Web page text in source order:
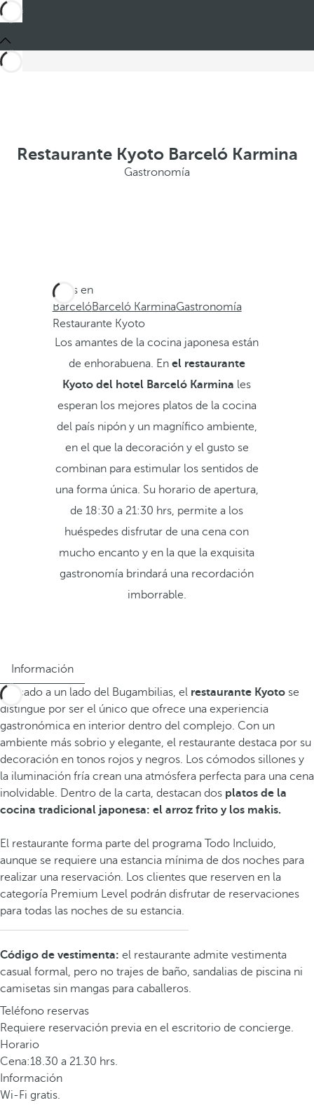
Restaurante Kyoto Barceló Karmina
Gastronomía
Estás en
BarcelóBarceló KarminaGastronomía
Restaurante Kyoto
Los amantes de la cocina japonesa están
de enhorabuena. En el restaurante
Kyoto del hotel Barceló Karmina les
esperan los mejores platos de la cocina
del país nipón y un magnífico ambiente,
en el que la decoración y el gusto se
combinan para estimular los sentidos de
una forma única. Su horario de apertura,
de 18:30 a 21:30 hrs, permite a los
huéspedes disfrutar de una cena con
mucho encanto y en la que la exquisita
gastronomía brindará una recordación
imborrable.
Información
Ubicado a un lado del Bugambilias, el restaurante Kyoto se
distingue por ser el único que ofrece una experiencia
gastronómica en interior dentro del complejo. Con un
ambiente más sobrio y elegante, el restaurante destaca por su
decoración en tonos rojos y negros. Los cómodos sillones y
la iluminación fría crean una atmósfera perfecta para una cena
inolvidable. Dentro de la carta, destacan dos platos de la
cocina tradicional japonesa: el arroz frito y los makis.
El restaurante forma parte del programa Todo Incluido,
aunque se requiere una estancia mínima de dos noches para
realizar una reservación. Los clientes que reserven en la
categoría Premium Level podrán disfrutar de reservaciones
para todas las noches de su estancia.
Código de vestimenta: el restaurante admite vestimenta
casual formal, pero no trajes de baño, sandalias de piscina ni
camisetas sin mangas para caballeros.
Teléfono reservas
Requiere reservación previa en el escritorio de concierge.
Horario
Cena:18.30 a 21.30 hrs.
Información
Wi-Fi gratis.